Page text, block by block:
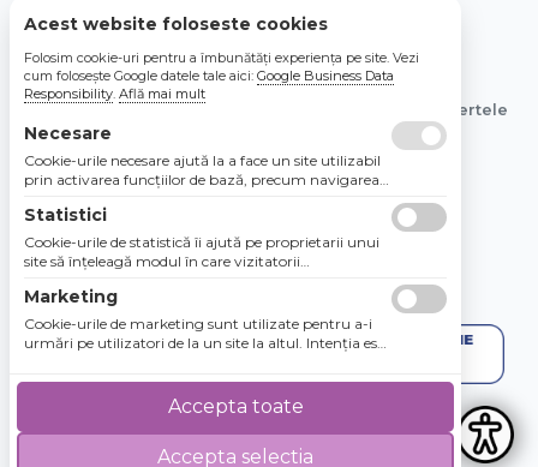
© 2026 Bebe Nou Online Store SRL
Toate preturile sunt exprimate in lei si includ tva. Ofertele
sunt valabile in limita stocului disponibil.
Acest website foloseste cookies
Folosim cookie-uri pentru a îmbunătăți experiența pe site. Vezi
cum folosește Google datele tale aici: Google Business Data
Responsibility. Află mai mult
Necesare
Cookie-urile necesare ajută la a face un site utilizabil
prin activarea funcţiilor de bază, precum navigarea
Site-ul nu poate funcţiona corespunzător fără aceste
cookie-uri.
Statistici
Cookie-urile de statistică îi ajută pe proprietarii unui
site să înţeleagă modul în care vizitatorii
raportarea informaţiilor în mod anonim.
Marketing
Cookie-urile de marketing sunt utilizate pentru a-i
urmări pe utilizatori de la un site la altul. Intenţia este
utilizatorii individuali, aşadar ele sunt mai valoroase
pentru agenţiile de puiblicitate şi părţile terţe care se
Accepta selectia
Accepta toate